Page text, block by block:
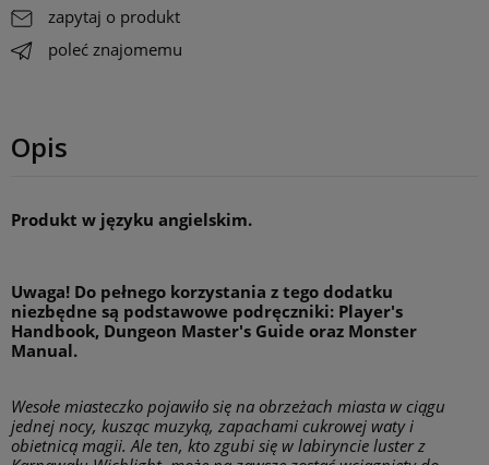
zapytaj o produkt
poleć znajomemu
Opis
Produkt w języku angielskim.
Uwaga! Do pełnego korzystania z tego dodatku
niezbędne są podstawowe podręczniki: Player's
Handbook, Dungeon Master's Guide oraz Monster
Manual.
Wesołe miasteczko pojawiło się na obrzeżach miasta w ciągu
jednej nocy, kusząc muzyką, zapachami cukrowej waty i
obietnicą magii. Ale ten, kto zgubi się w labiryncie luster z